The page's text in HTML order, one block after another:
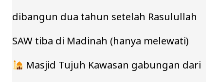
dibangun dua tahun setelah Rasulullah
SAW tiba di Madinah (hanya melewati)
Masjid Tujuh Kawasan gabungan dari